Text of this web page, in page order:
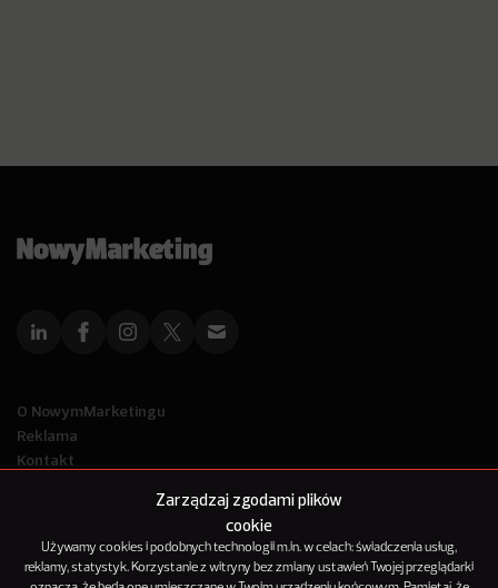
Zarządzaj zgodami plików
cookie
Używamy cookies i podobnych technologii m.in. w celach: świadczenia usług,
reklamy, statystyk. Korzystanie z witryny bez zmiany ustawień Twojej przeglądarki
O NowymMarketingu
Reklama
Kontakt